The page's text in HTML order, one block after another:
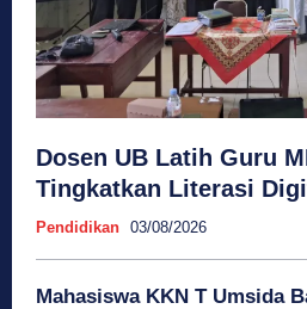
Dosen UB Latih Guru
Tingkatkan Literasi
Pendidikan 03/08/2026
Mahasiswa KKN T Umsida